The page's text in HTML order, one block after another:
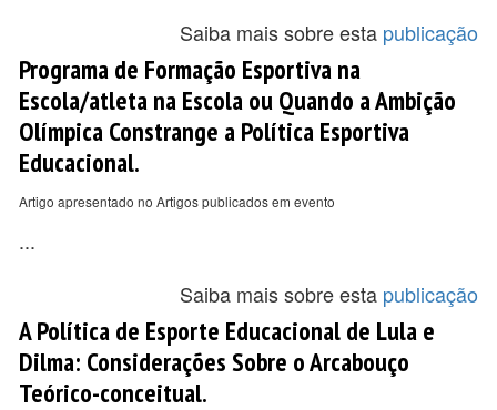
Saiba mais sobre esta publicação
Programa de Formação Esportiva na
Escola/atleta na Escola ou Quando a Ambição
Olímpica Constrange a Política Esportiva
Educacional.
Artigo apresentado no Artigos publicados em evento
...
Saiba mais sobre esta publicação
A Política de Esporte Educacional de Lula e
Dilma: Considerações Sobre o Arcabouço
Teórico-conceitual.